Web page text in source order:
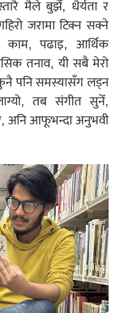
मैले बुझेँ, धैर्यता र
जरामा टिक्न सक्ने
काम, पढाइ, आर्थिक
तनाव, यी सबै मेरो
पनि समस्यासँग लड्न
तब संगीत सुनेँ,
अनि आफूभन्दा अनुभवी